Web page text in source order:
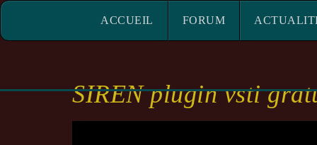
ACCUEIL FORUM ACTUALITÉ
SIREN plugin vsti
ACCUEIL FORUM